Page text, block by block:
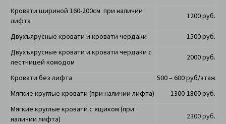
Кровати шириной 160-200см при наличии
лифта
1200 руб.
Двухъярусные кровати и кровати чердаки
1500 руб.
Двухъярусные кровати и кровати чердаки с
лестницей комодом
2000 руб.
Кровати без лифта
500 – 600 руб/этаж
Мягкие круглые кровати (при наличии лифта)
1300-1800 руб.
Мягкие круглые кровати с ящиком (при
наличии лифта)
2300 руб.